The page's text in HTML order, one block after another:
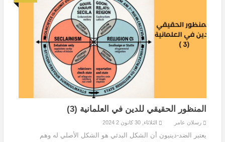
المنظور الحقيقي للدين في العلمانية (3)
رسلان عامر الثلاثاء, 30 كانون 2 2024
يعتبر الضد-دينيون أن الشكل البدئي هو الشكل الأصلي له وهم